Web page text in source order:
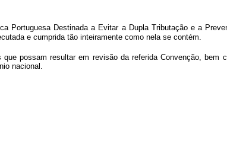
Portuguesa Destinada a Evitar a Dupla Tributação e a
e cumprida tão inteiramente como nela se contém.
possam resultar em revisão da referida Convenção,
nacional.